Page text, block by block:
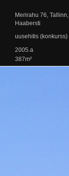
Merirahu 76, Tallinn,
Haabersti
uusehitis (konkurss)
2005.a
387m²